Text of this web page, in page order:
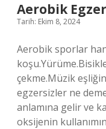
Aerobik
Tarih: Ekim 8, 2024
Aerobik sporlar
çekme.Müzik
egzersizler ne
anlamına gelir ve
oksijenin